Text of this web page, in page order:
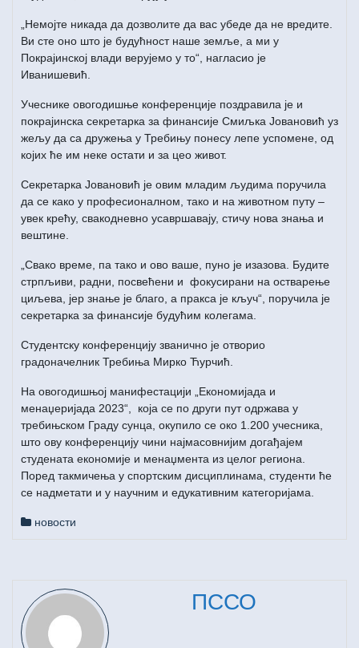
„Немојте никада да дозволите да вас убеде да не вредите.
Ви сте оно што је будућност наше земље, а ми у
Покрајинској влади верујемо у то“, нагласио је
Иванишевић.
Учеснике овогодишње конференције поздравила је и
покрајинска секретарка за финансије Смиљка Јовановић уз
жељу да са дружења у Требињу понесу лепе успомене, од
којих ће им неке остати и за цео живот.
Секретарка Јовановић је овим младим људима поручила
да се како у професионалном, тако и на животном путу –
увек крећу, свакодневно усавршавају, стичу нова знања и
вештине.
„Свако време, па тако и ово ваше, пуно је изазова. Будите
стрпљиви, радни, посвећени и фокусирани на остварење
циљева, јер знање је благо, а пракса је кључ“, поручила је
секретарка за финансије будућим колегама.
Студентску конференцију званично је отворио
градоначелник Требиња Мирко Ћурчић.
На овогодишњој манифестацији „Економијада и
менаџеријада 2023“, која се по други пут одржава у
требињском Граду сунца, окупило се око 1.200 учесника,
што ову конференцију чини најмасовнијим догађајем
студената економије и менаџмента из целог региона.
Поред такмичења у спортским дисциплинама, студенти ће
се надметати и у научним и едукативним категоријама.
новости
ПССО